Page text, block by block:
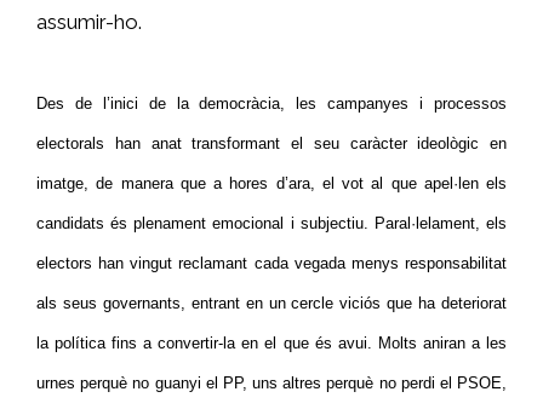
assumir-ho.
Des de l’inici de la democràcia, les campanyes i processos
electorals han anat transformant el seu caràcter ideològic en
imatge, de manera que a hores d’ara, el vot al que apel·len els
candidats és plenament emocional i subjectiu. Paral·lelament, els
electors han vingut reclamant cada vegada menys responsabilitat
als seus governants, entrant en un cercle viciós que ha deteriorat
la política fins a convertir-la en el que és avui. Molts aniran a les
urnes perquè no guanyi el PP, uns altres perquè no perdi el PSOE,